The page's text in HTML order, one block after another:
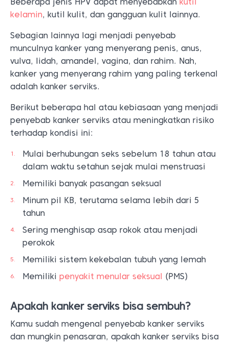
kelamin, kutil kulit, dan gangguan kulit lainnya.
Sebagian lainnya lagi menjadi penyebab
munculnya kanker yang menyerang penis, anus,
vulva, lidah, amandel, vagina, dan rahim. Nah,
kanker yang menyerang rahim yang paling terkenal
adalah kanker serviks.
Berikut beberapa hal atau kebiasaan yang menjadi
penyebab kanker serviks atau meningkatkan risiko
terhadap kondisi ini:
Mulai berhubungan seks sebelum 18 tahun atau
dalam waktu setahun sejak mulai menstruasi
Memiliki banyak pasangan seksual
Minum pil KB, terutama selama lebih dari 5
tahun
Sering menghisap asap rokok atau menjadi
perokok
Memiliki sistem kekebalan tubuh yang lemah
Memiliki penyakit menular seksual (PMS)
Apakah kanker serviks bisa sembuh?
Kamu sudah mengenal penyebab kanker serviks
dan mungkin penasaran, apakah kanker serviks bisa